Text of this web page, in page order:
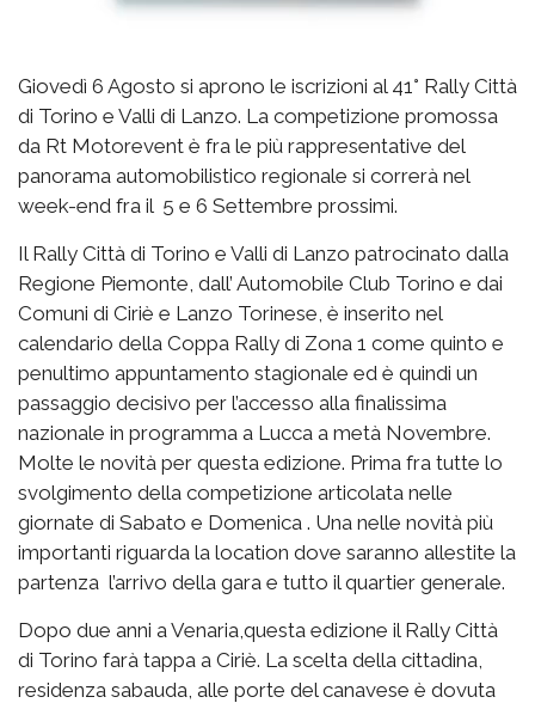
Giovedì 6 Agosto si aprono le iscrizioni al 41° Rally Città
di Torino e Valli di Lanzo. La competizione promossa
da Rt Motorevent è fra le più rappresentative del
panorama automobilistico regionale si correrà nel
week-end fra il 5 e 6 Settembre prossimi.
Il Rally Città di Torino e Valli di Lanzo patrocinato dalla
Regione Piemonte, dall’ Automobile Club Torino e dai
Comuni di Ciriè e Lanzo Torinese, è inserito nel
calendario della Coppa Rally di Zona 1 come quinto e
penultimo appuntamento stagionale ed è quindi un
passaggio decisivo per l’accesso alla finalissima
nazionale in programma a Lucca a metà Novembre.
Molte le novità per questa edizione. Prima fra tutte lo
svolgimento della competizione articolata nelle
giornate di Sabato e Domenica . Una nelle novità più
importanti riguarda la location dove saranno allestite la
partenza l’arrivo della gara e tutto il quartier generale.
Dopo due anni a Venaria,questa edizione il Rally Città
di Torino farà tappa a Ciriè. La scelta della cittadina,
residenza sabauda, alle porte del canavese è dovuta